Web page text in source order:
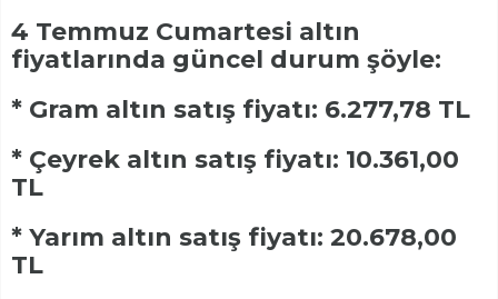
4 Temmuz Cumartesi altın
fiyatlarında güncel durum şöyle:
* Gram altın satış fiyatı: 6.277,78 TL
* Çeyrek altın satış fiyatı: 10.361,00
TL
* Yarım altın satış fiyatı: 20.678,00
TL